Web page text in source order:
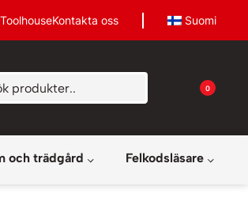
Kontakta oss Suomi
0
och trädgård Felkodsläsare